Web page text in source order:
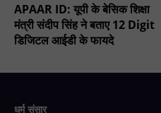
APAAR ID: यूपी के बेसिक शिक्षा
मंत्री संदीप सिंह ने बताए 12 Digit
डिजिटल आईडी के फायदे
धर्म संसार